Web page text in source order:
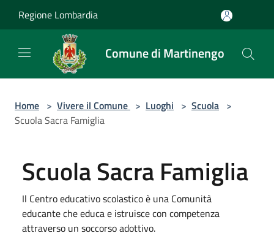
Regione Lombardia
Comune di Martinengo
Home > Vivere il Comune > Luoghi > Scuola >
Scuola Sacra Famiglia
Scuola Sacra Famiglia
Il Centro educativo scolastico è una Comunità
educante che educa e istruisce con competenza
attraverso un soccorso adottivo.